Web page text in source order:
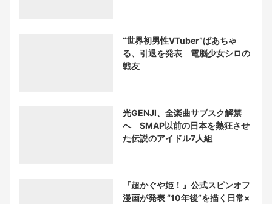
“世界初男性VTuber”ばあちゃ
る、引退を発表 電脳少女シロの
戦友
光GENJI、全楽曲サブスク解禁
へ SMAP以前の日本を熱狂させ
た伝説のアイドル7人組
『超かぐや姫！』公式スピンオフ
漫画が発表 “10年後”を描く日常×